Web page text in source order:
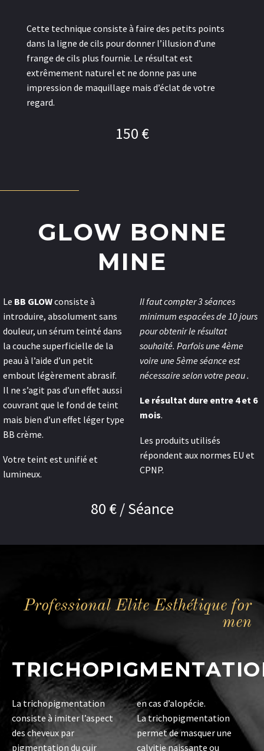
Cette technique consiste à faire des petits points
dans la ligne de cils pour donner l’illusion d’une
frange de cils plus fournie. Le résultat est
extrêmement naturel et ne donne pas une
impression de maquillage mais d’éclat de votre
regard.
150 €
GLOW BONNE
MINE
Le BB GLOWconsiste à
introduire, absolument sans
douleur, un sérum teinté dans
la couche superficielle de la
peau à l’aide d’un petit
embout légèrement abrasif.
Il ne s’agit pas d’un effet aussi
couvrant que le fond de teint
mais bien d’un effet léger type
BB crème.
Votre teint est unifié et
lumineux.
Il faut compter 3 séances
minimum espacées de 10 jours
pour obtenir le résultat
souhaité. Parfois une 4ème
voire une 5ème séance est
nécessaire selon votre peau .
Le résultat dure entre 4 et 6
mois.
Les produits utilisés
répondent aux normes EU et
CPNP.
80 € / Séance
Professional Elite Esthétique for
men
La trichopigmentation
consiste à imiter l’aspect
des cheveux par
pigmentation du cuir
en cas d’alopécie.
La trichopigmentation
permet de masquer une
calvitie naissante ou